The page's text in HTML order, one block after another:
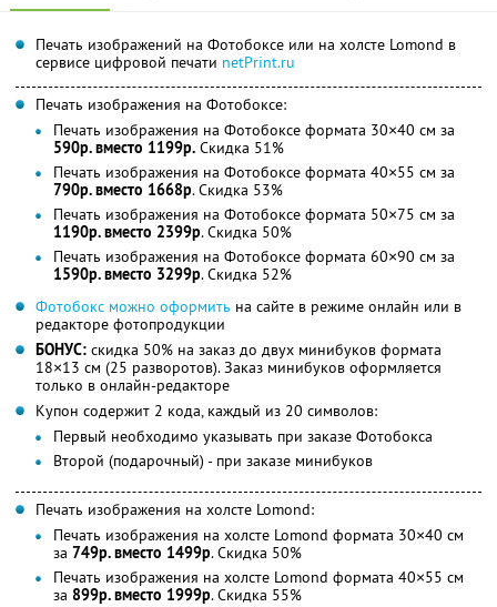
Печать изображений на Фотобоксе или на холсте Lomond в
сервисе цифровой печати netPrint.ru
Печать изображения на Фотобоксе:
Печать изображения на Фотобоксе формата 30×40 см за
590р. вместо 1199р. Скидка 51%
Печать изображения на Фотобоксе формата 40×55 см за
790р. вместо 1668р. Скидка 53%
Печать изображения на Фотобоксе формата 50×75 см за
1190р. вместо 2399р. Скидка 50%
Печать изображения на Фотобоксе формата 60×90 см за
1590р. вместо 3299р. Скидка 52%
Фотобокс можно оформить на сайте в режиме онлайн или в
редакторе фотопродукции
БОНУС: скидка 50% на заказ до двух минибуков формата
18×13 см (25 разворотов). Заказ минибуков оформляется
только в онлайн-редакторе
Купон содержит 2 кода, каждый из 20 символов:
Первый необходимо указывать при заказе Фотобокса
Второй (подарочный) - при заказе минибуков
Печать изображения на холсте Lomond:
Печать изображения на холсте Lomond формата 30×40 см
за 749р. вместо 1499р. Скидка 50%
Печать изображения на холсте Lomond формата 40×55 см
за 899р. вместо 1999р. Скидка 55%